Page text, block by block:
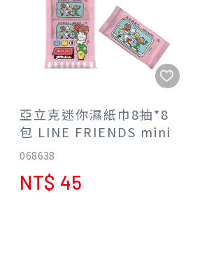
亞立克迷你濕紙巾8抽*8
包 LINE FRIENDS mini
068638
NT$ 45